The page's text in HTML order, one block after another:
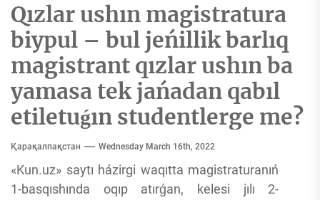
Qızlar ushın magistratura
biypul – bul jeńillik barlıq
magistrant qızlar ushın ba
yamasa tek jańadan qabıl
etiletuǵın studentlerge me?
Қарақалпақстан Wednesday March 16th, 2022
«Kun.uz» saytı házirgi waqıtta magistraturanıń
1-basqıshında oqıp atırǵan, kelesi jılı 2-